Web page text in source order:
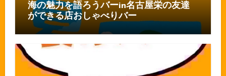
海の魅力を語ろうバーin名古屋栄の友達
ができる店おしゃべりバー